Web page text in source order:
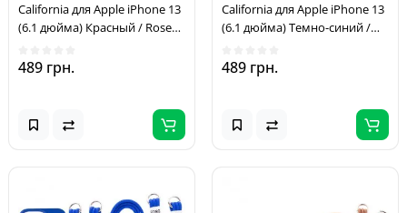
California для Apple iPhone 13
(6.1 дюйма) Красный / Rose
489 грн.
California для Apple iPhone 13
(6.1 дюйма) Темно-синий /
489 грн.